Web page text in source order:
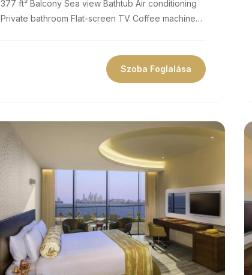
377 ft² Balcony Sea view Bathtub Air conditioning
Private bathroom Flat-screen TV Coffee machine
Szoba Foglalása